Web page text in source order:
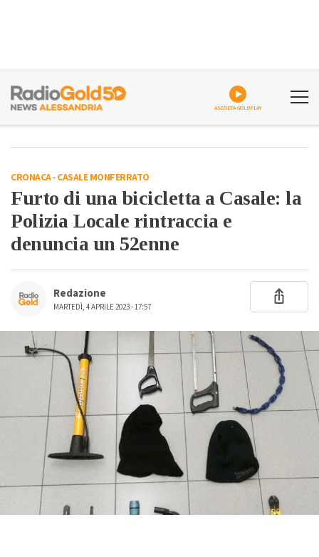
ASCOLTA GOLDPLAY
CRONACA-CASALE MONFERRATO
Furto di una bicicletta a Casale: la
Polizia Locale rintraccia e
denuncia un 52enne
Redazione
MARTEDÌ, 4 APRILE 2023 - 17:57